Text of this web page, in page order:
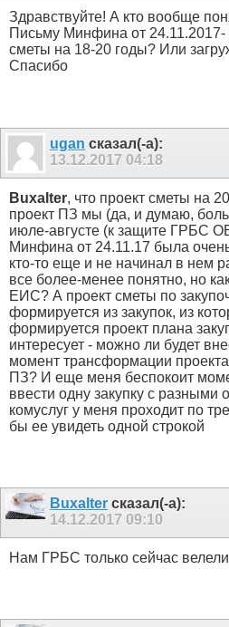
Здравствуйте! А кто вообще
Письму Минфина от 24.11.2017-
сметы на 18-20 годы? Или
Спасибо
ugan сказал(-а):
13.12.2017 04:18
Buxalter, что проект сметы на
проект ПЗ мы (да, и думаю,
июле-августе (к защите ГРБС
Минфина от 24.11.17 была
кто-то еще и не начинал в нем
все более-менее понятно, но
ЕИС? А проект сметы по
формируется из закупок, из
формируется проект плана
интересует - можно ли будет
момент трансформации
ПЗ? И еще меня беспокоит
ввести одну закупку с разными
комуслуг у меня проходит по
бы ее увидеть одной строкой
Buxalter сказал(-а):
14.12.2017 09:10
Нам ГРБС только сейчас